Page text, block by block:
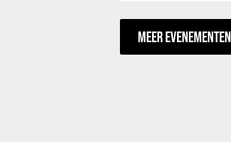
MEER EVENEMENTEN